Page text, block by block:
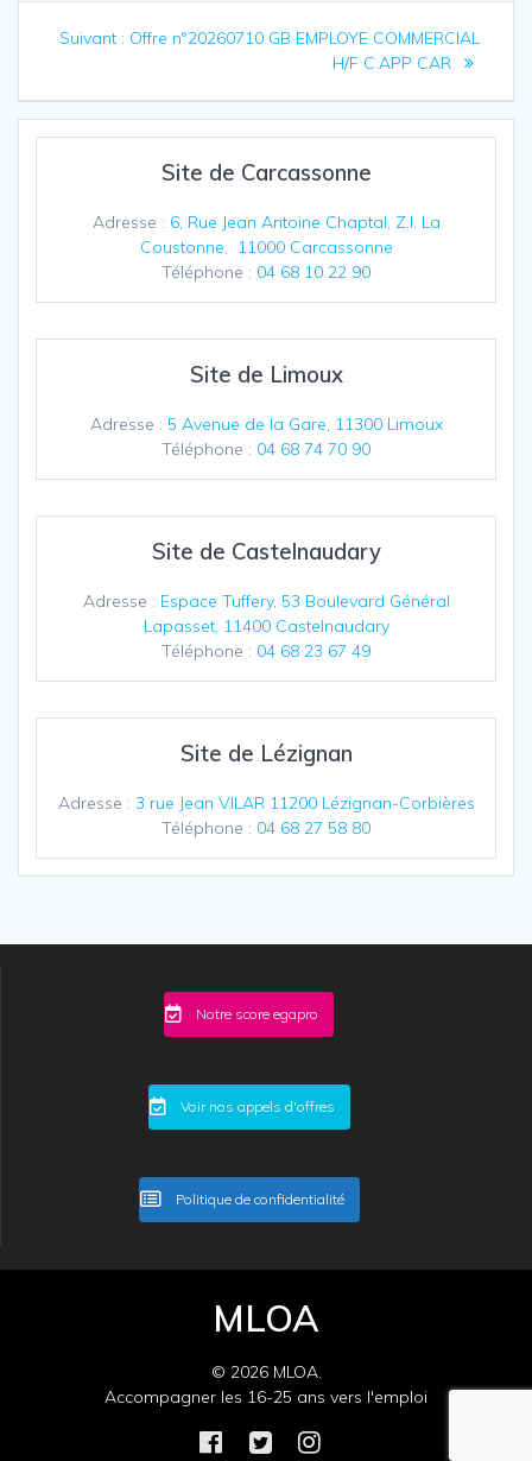
Navigation
l’article
Suivant : Article
Offre n°20260710 GB EMPLOYE COMMERCIAL
H/F C.APP CAR
Site de Carcassonne
Adresse : 6, Rue Jean Antoine Chaptal, Z.I. La
Coustonne, 11000 Carcassonne
Téléphone : 04 68 10 22 90
Site de Limoux
Adresse : 5 Avenue de la Gare, 11300 Limoux
Téléphone : 04 68 74 70 90
Site de Castelnaudary
Adresse : Espace Tuffery, 53 Boulevard Général
Lapasset, 11400 Castelnaudary
Téléphone : 04 68 23 67 49
Site de Lézignan
Adresse : 3 rue Jean VILAR 11200 Lézignan-Corbières
Téléphone : 04 68 27 58 80
Notre score egapro
Voir nos appels d'offres
Politique de confidentialité
MLOA
© 2026 MLOA.
Accompagner les 16-25 ans vers l'emploi